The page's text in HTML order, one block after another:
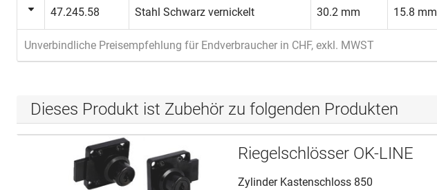
47.245.58 Stahl Schwarz vernickelt 30.2 mm 15.8 mm
Unverbindliche Preisempfehlung für Endverbraucher in CHF, exkl. MWST
Dieses Produkt ist Zubehör zu folgenden Produkten
Riegelschlösser OK-LINE
Zylinder Kastenschloss 850